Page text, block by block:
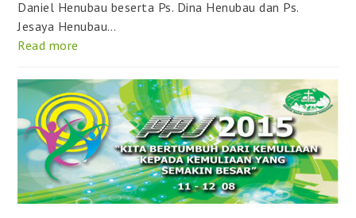
Daniel Henubau beserta Ps. Dina Henubau dan Ps.
Jesaya Henubau…
Read more